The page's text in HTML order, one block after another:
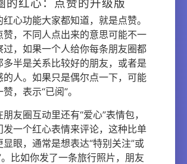
的红心：点赞的升级版
心功能大家都知道，就是点赞。
赞，不同人点出来的意思可能不一
过，如果一个人给你每条朋友圈都
多半是关系比较好的朋友，或者是
的人。如果只是偶尔点一下，可能
，表示“已阅”。
友圈互动里还有“爱心”表情包，
发一个红心表情来评论，这种比单
眼，通常是想表达“特别关注”或
。比如你发了一条旅行照片，朋友